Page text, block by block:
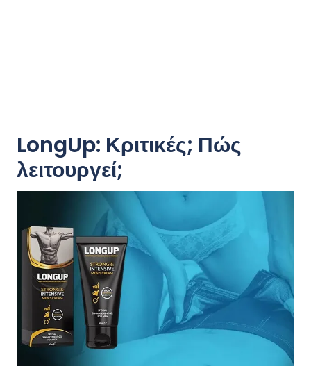
LongUp: Κριτικές; Πώς
λειτουργεί;